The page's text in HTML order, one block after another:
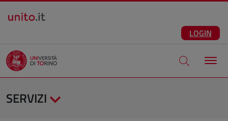
Salta al contenuto principale
LOGIN
Apri modale
SERVIZI